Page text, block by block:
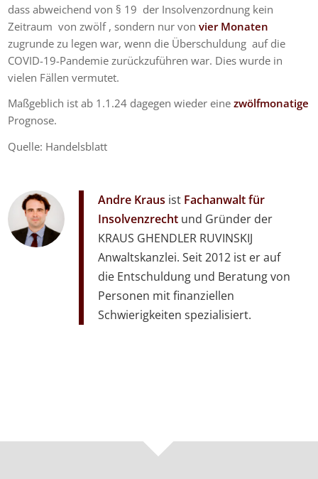
dass abweichend von § 19 der Insolvenzordnung kein
Zeitraum von zwölf , sondern nur vonvier Monaten
zugrunde zu legen war, wenn die Überschuldung auf die
COVID-19-Pandemie zurückzuführen war. Dies wurde in
vielen Fällen vermutet.
Maßgeblich ist ab 1.1.24 dagegen wieder einezwölfmonatige
Prognose.
Quelle: Handelsblatt
Andre Kraus ist Fachanwalt für
Insolvenzrecht und Gründer der
KRAUS GHENDLER RUVINSKIJ
Anwaltskanzlei. Seit 2012 ist er auf
die Entschuldung und Beratung von
Personen mit finanziellen
Schwierigkeiten spezialisiert.